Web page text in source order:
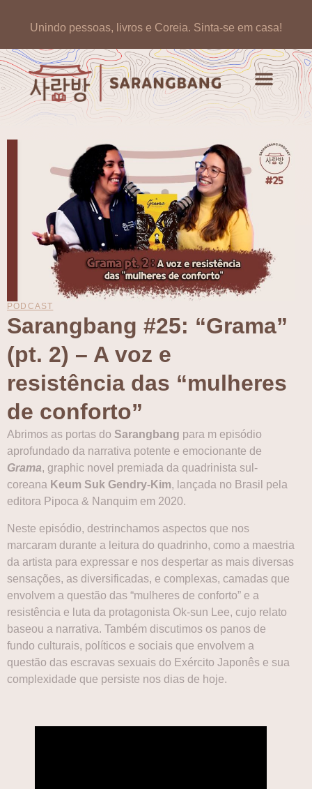
Unindo pessoas, livros e Coreia. Sinta-se em casa!
PODCAST
Sarangbang #25: “Grama”
(pt. 2) – A voz e
resistência das “mulheres
de conforto”
Abrimos as portas do Sarangbang para m episódio
aprofundado da narrativa potente e emocionante de
Grama, graphic novel premiada da quadrinista sul-
coreana Keum Suk Gendry-Kim, lançada no Brasil pela
editora Pipoca & Nanquim em 2020.
Neste episódio, destrinchamos aspectos que nos
marcaram durante a leitura do quadrinho, como a maestria
da artista para expressar e nos despertar as mais diversas
sensações, as diversificadas, e complexas, camadas que
envolvem a questão das “mulheres de conforto” e a
resistência e luta da protagonista Ok-sun Lee, cujo relato
baseou a narrativa. Também discutimos os panos de
fundo culturais, políticos e sociais que envolvem a
questão das escravas sexuais do Exército Japonês e sua
complexidade que persiste nos dias de hoje.